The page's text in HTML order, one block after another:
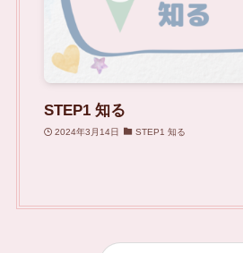
STEP1 知る
2024年3月14日 STEP1 知る